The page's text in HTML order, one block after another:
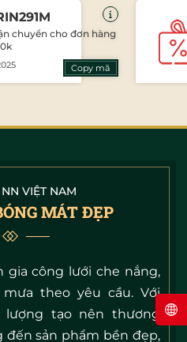
chuyển cho đơn hàng
Copy mã
VIỆT NAM
MÁT ĐẸP
gia công lưới che nắng,
theo yêu cầu. Với
tạo nên thương
đến sản phẩm bền đẹp,